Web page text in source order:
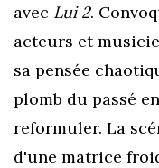
avec Lui 2.
acteurs et
sa pensée
plomb du passé
reformuler. La
d'une matrice